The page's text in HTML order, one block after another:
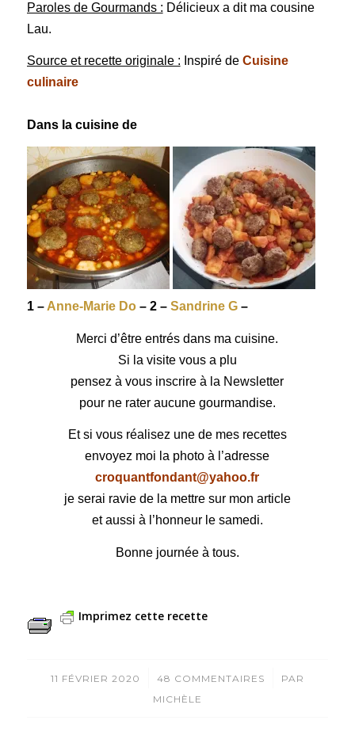
Paroles de Gourmands : Délicieux a dit ma cousine
Lau.
Source et recette originale : Inspiré de Cuisine
culinaire
Dans la cuisine de
1 – Anne-Marie Do – 2 – Sandrine G–
Merci d’être entrés dans ma cuisine.
Si la visite vous a plu
pensez à vous inscrire à la Newsletter
pour ne rater aucune gourmandise.
Et si vous réalisez une de mes recettes
envoyez moi la photo à l’adresse
croquantfondant@yahoo.fr
je serai ravie de la mettre sur mon article
et aussi à l’honneur le samedi.
Bonne journée à tous.
Imprimez cette recette
11 FÉVRIER 2020
/ 48 COMMENTAIRES
/
PAR
MICHÈLE